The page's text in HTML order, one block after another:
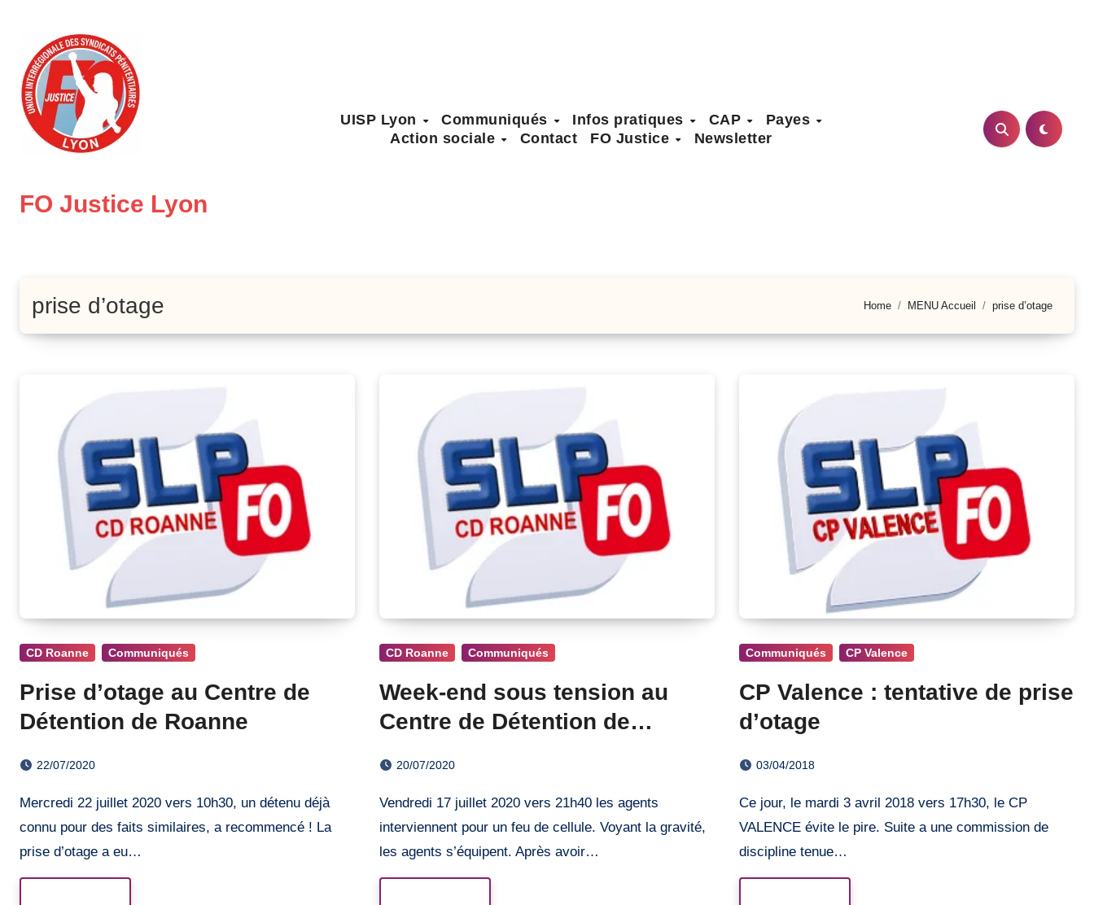
content
FO Justice Lyon
UISP Lyon Communiqués Infos pratiques CAP
Payes
Action sociale
Contact FO Justice Newsletter
prise d’otage Home MENU Accueil prise d’otage
CD Roanne Communiqués
Prise d’otage au Centre de
Détention de Roanne
22/07/2020
Mercredi 22 juillet 2020 vers 10h30, un détenu déjà
connu pour des faits similaires, a recommencé ! La
prise d’otage a eu…
CD Roanne Communiqués
Week-end sous tension au
Centre de Détention de
20/07/2020
Vendredi 17 juillet 2020 vers 21h40 les agents
interviennent pour un feu de cellule. Voyant la gravité,
les agents s’équipent. Après avoir…
Communiqués CP Valence
CP Valence : tentative de prise
d’otage
03/04/2018
Ce jour, le mardi 3 avril 2018 vers 17h30, le CP
VALENCE évite le pire. Suite a une commission de
discipline tenue…